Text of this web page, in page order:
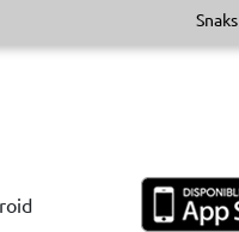
Snaks